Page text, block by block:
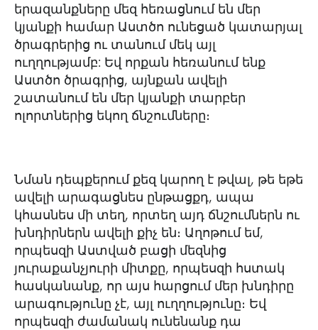
երազանքները մեզ հեռացնում են մեր
կյանքի համար Աստծո ունեցած կատարյալ
ծրագրերից ու տանում մեկ այլ
ուղղությամբ: Եվ որքան հեռանում ենք
Աստծո ծրագրից, այնքան ավելի
շատանում են մեր կյանքի տարբեր
ոլորտներից եկող ճնշումները։
Նման դեպքերում քեզ կարող է թվալ, թե եթե
ավելի արագացնես ընթացքդ, ապա
կհասնես մի տեղ, որտեղ այդ ճնշումներն ու
խնդիրներն ավելի քիչ են։ Աղոթում եմ,
որպեսզի Աստված բացի մեզնից
յուրաքանչյուրի միտքը, որպեսզի հստակ
հասկանանք, որ այս հարցում մեր խնդիրը
արագությունը չէ, այլ ուղղությունը։ Եվ
որպեսզի ժամանակ ունենանք դա